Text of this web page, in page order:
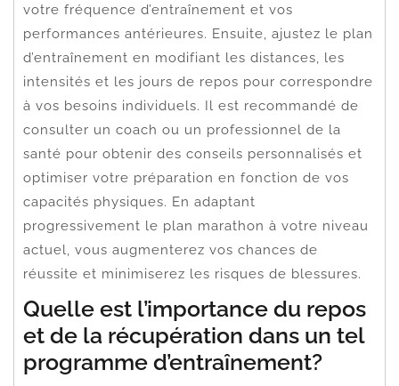
votre fréquence d’entraînement et vos
performances antérieures. Ensuite, ajustez le plan
d’entraînement en modifiant les distances, les
intensités et les jours de repos pour correspondre
à vos besoins individuels. Il est recommandé de
consulter un coach ou un professionnel de la
santé pour obtenir des conseils personnalisés et
optimiser votre préparation en fonction de vos
capacités physiques. En adaptant
progressivement le plan marathon à votre niveau
actuel, vous augmenterez vos chances de
réussite et minimiserez les risques de blessures.
Quelle est l’importance du repos
et de la récupération dans un tel
programme d’entraînement?